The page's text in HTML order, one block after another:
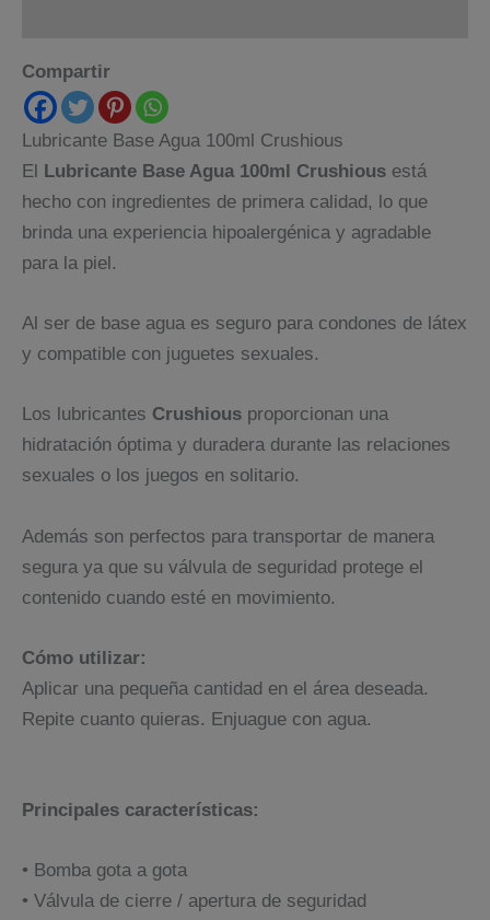
Compartir
Lubricante Base Agua 100ml Crushious
El Lubricante Base Agua 100ml Crushious está
hecho con ingredientes de primera calidad, lo que
brinda una experiencia hipoalergénica y agradable
para la piel.
Al ser de base agua es seguro para condones de látex
y compatible con juguetes sexuales.
Los lubricantes Crushious proporcionan una
hidratación óptima y duradera durante las relaciones
sexuales o los juegos en solitario.
Además son perfectos para transportar de manera
segura ya que su válvula de seguridad protege el
contenido cuando esté en movimiento.
Cómo utilizar:
Aplicar una pequeña cantidad en el área deseada.
Repite cuanto quieras. Enjuague con agua.
Principales características:
• Bomba gota a gota
• Válvula de cierre / apertura de seguridad